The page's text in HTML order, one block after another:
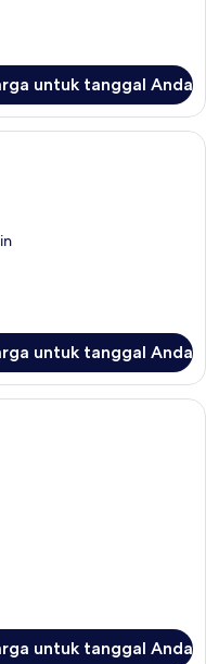
untuk tanggal Anda
Quadruple | Brankas, meja
untuk tanggal Anda
Double Ekonomi (Small) |
untuk tanggal Anda